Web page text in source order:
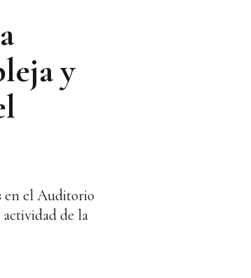
y
en el Auditorio
de la